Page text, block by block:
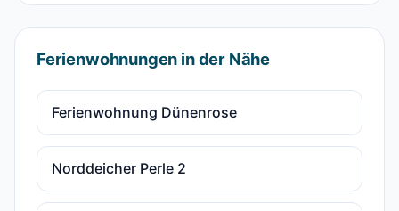
Ferienwohnungen in der Nähe
Ferienwohnung Dünenrose
Norddeicher Perle 2